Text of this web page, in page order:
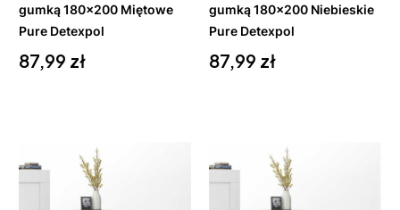
gumką 180x200 Miętowe
Pure Detexpol
Cena
87,99 zł
gumką 180x200 Niebieskie
Pure Detexpol
Cena
87,99 zł